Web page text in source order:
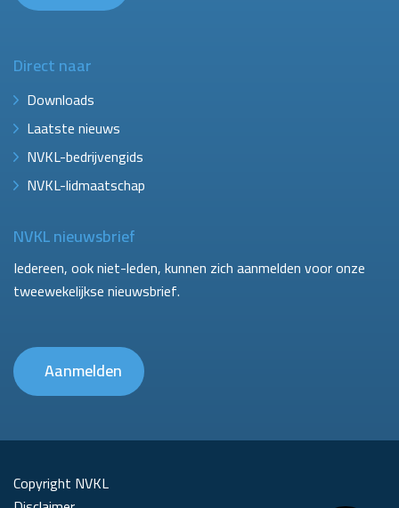
Direct naar
Downloads
Laatste nieuws
NVKL-bedrijvengids
NVKL-lidmaatschap
NVKL nieuwsbrief
Iedereen, ook niet-leden, kunnen zich aanmelden voor onze
tweewekelijkse nieuwsbrief.
Aanmelden
Copyright NVKL